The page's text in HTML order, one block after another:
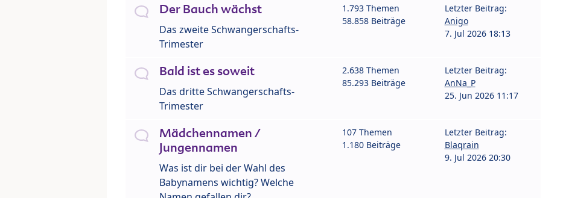
Der Bauch wächst
Das zweite Schwangerschafts-
Trimester
1.793 Themen
58.858 Beiträge
Letzter Beitrag:
Anigo
7. Jul 2026 18:13
Bald ist es soweit
Das dritte Schwangerschafts-
Trimester
2.638 Themen
85.293 Beiträge
Letzter Beitrag:
AnNa_P
25. Jun 2026 11:17
Mädchennamen /
Jungennamen
Was ist dir bei der Wahl des
Babynamens wichtig? Welche
107 Themen
1.180 Beiträge
Letzter Beitrag:
Blaqrain
9. Jul 2026 20:30